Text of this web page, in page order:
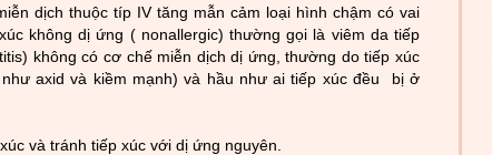
dịch thuộc típ IV tăng mẫn cảm loại hình chậm có vai
không dị ứng ( nonallergic) thư­ờng gọi là viêm da tiếp
không có cơ chế miễn dịch dị ứng, th­ường do tiếp xúc
ưaxid và kiềm mạnh) và hầu như­ ai tiếp xúc đều bị ở
và tránh tiếp xúc với dị ứng nguyên.